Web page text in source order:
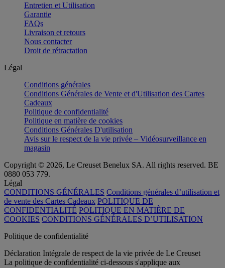
Entretien et Utilisation
Garantie
FAQs
Livraison et retours
Nous contacter
Droit de rétractation
Légal
Conditions générales
Conditions Générales de Vente et d'Utilisation des Cartes
Cadeaux
Politique de confidentialité
Politique en matière de cookies
Conditions Générales D'utilisation
Avis sur le respect de la vie privée – Vidéosurveillance en
magasin
Copyright © 2026, Le Creuset Benelux SA. All rights reserved. BE
0880 053 779.
Légal
CONDITIONS GÉNÉRALES Conditions générales d’utilisation et
de vente des Cartes Cadeaux POLITIQUE DE
CONFIDENTIALITÉ POLITIQUE EN MATIÈRE DE
COOKIES CONDITIONS GÉNÉRALES D’UTILISATION
Politique de confidentialité
Déclaration Intégrale de respect de la vie privée de Le Creuset
La politique de confidentialité ci-dessous s'applique aux